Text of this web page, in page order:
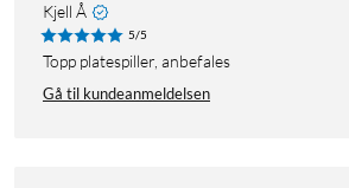
Kjell Å
5/5
Topp platespiller, anbefales
Gå til kundeanmeldelsen